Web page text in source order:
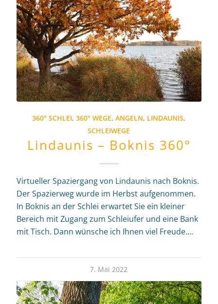
360° SCHLEI,360° WEGE,ANGELN, LINDAUNIS,
SCHLEIWEGE
Lindaunis – Boknis 360°
Virtueller Spaziergang von Lindaunis nach Boknis.
Der Spazierweg wurde im Herbst aufgenommen.
In Boknis an der Schlei erwartet Sie ein kleiner
Bereich mit Zugang zum Schleiufer und eine Bank
mit Tisch. Dann wünsche ich Ihnen viel Freude....
7. Mai 2022